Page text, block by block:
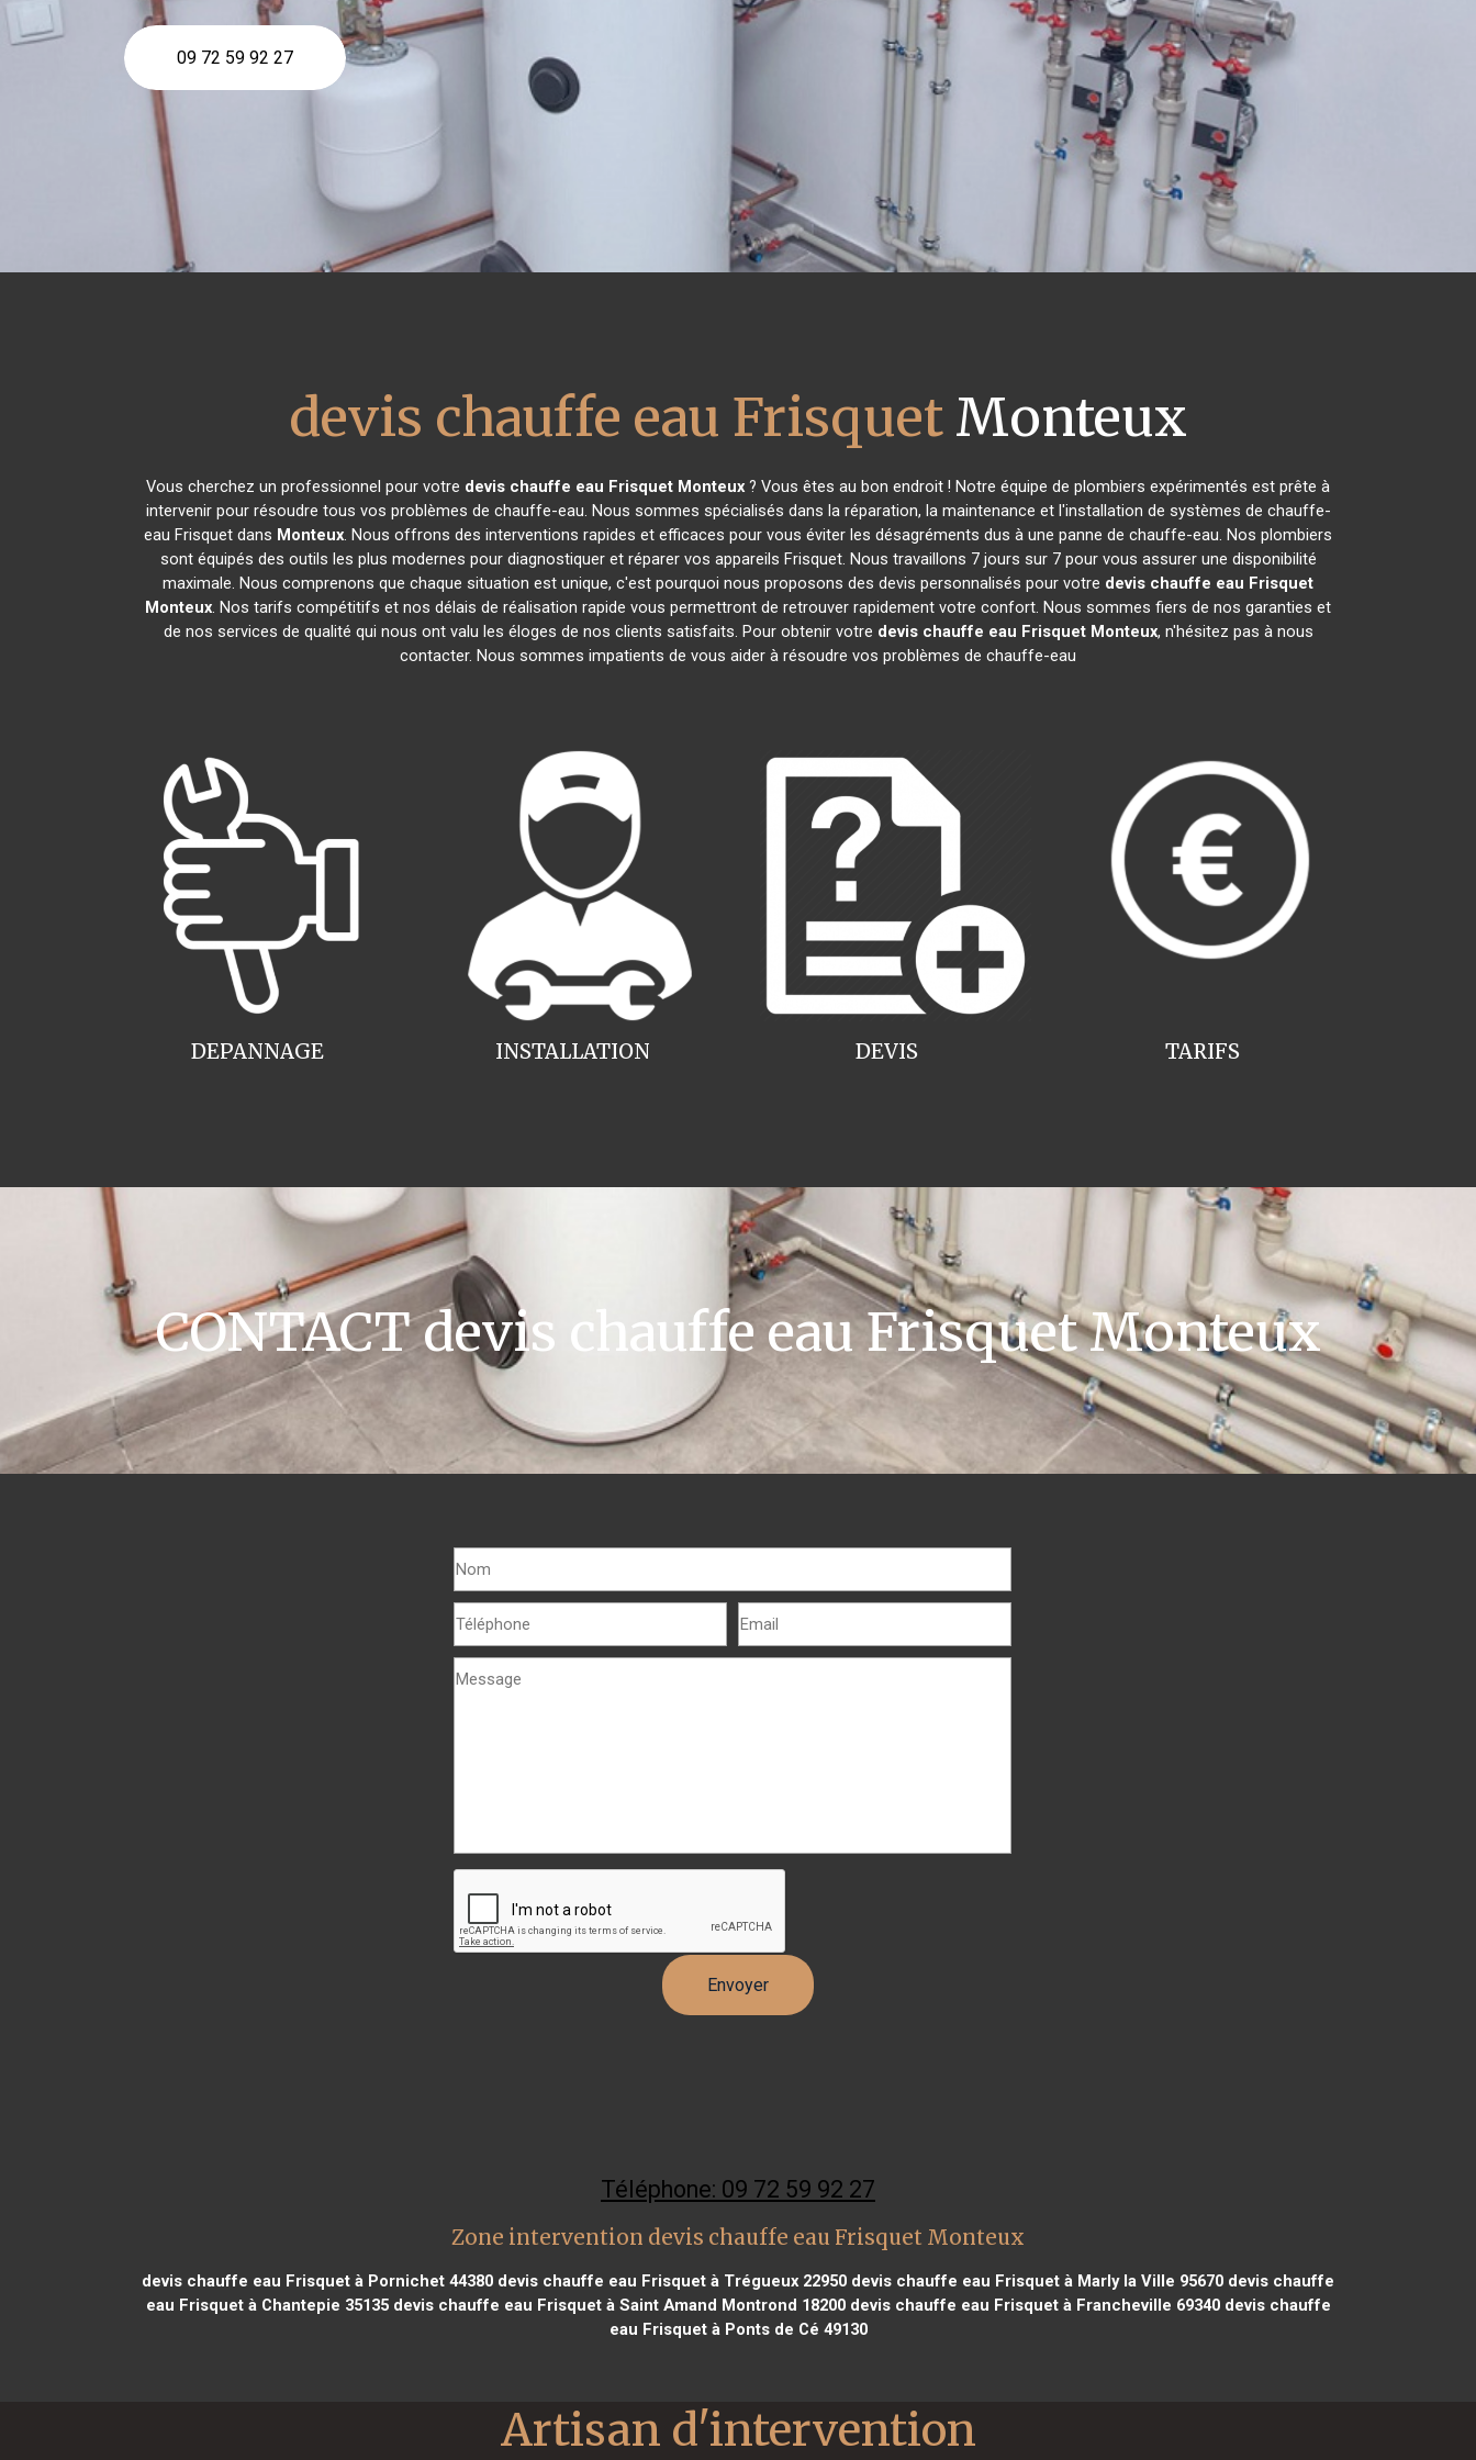
09 72 59 92 27
devis chauffe eau Frisquet Monteux
Vous cherchez un professionnel pour votre devis chauffe eau Frisquet Monteux ? Vous êtes au bon endroit ! Notre équipe de plombiers expérimentés est prête à
intervenir pour résoudre tous vos problèmes de chauffe-eau. Nous sommes spécialisés dans la réparation, la maintenance et l'installation de systèmes de chauffe-
eau Frisquet dans Monteux. Nous offrons des interventions rapides et efficaces pour vous éviter les désagréments dus à une panne de chauffe-eau. Nos plombiers
sont équipés des outils les plus modernes pour diagnostiquer et réparer vos appareils Frisquet. Nous travaillons 7 jours sur 7 pour vous assurer une disponibilité
maximale. Nous comprenons que chaque situation est unique, c'est pourquoi nous proposons des devis personnalisés pour votre devis chauffe eau Frisquet
Monteux. Nos tarifs compétitifs et nos délais de réalisation rapide vous permettront de retrouver rapidement votre confort. Nous sommes fiers de nos garanties et
de nos services de qualité qui nous ont valu les éloges de nos clients satisfaits. Pour obtenir votre devis chauffe eau Frisquet Monteux, n'hésitez pas à nous
contacter. Nous sommes impatients de vous aider à résoudre vos problèmes de chauffe-eau
INSTALLATION
DEPANNAGE TARIFS
DEVIS
CONTACT devis chauffe eau Frisquet Monteux
Téléphone: 09 72 59 92 27
Zone intervention devis chauffe eau Frisquet Monteux
devis chauffe eau Frisquet à Pornichet 44380 devis chauffe eau Frisquet à Trégueux 22950 devis chauffe eau Frisquet à Marly la Ville 95670 devis chauffe
eau Frisquet à Chantepie 35135devis chauffe eau Frisquet à Saint Amand Montrond 18200devis chauffe eau Frisquet à Francheville 69340devis chauffe
eau Frisquet à Ponts de Cé 49130
Artisan d'intervention